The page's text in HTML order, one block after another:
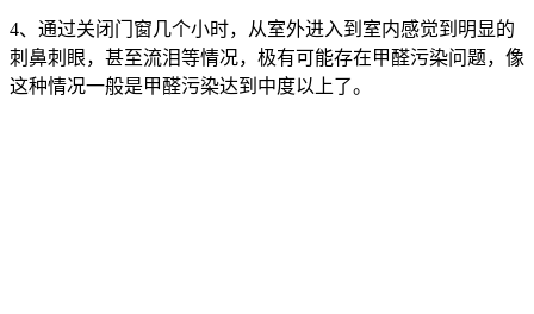
4、通过关闭门窗几个小时，从室外进入到室内感觉到明显的
刺鼻刺眼，甚至流泪等情况，极有可能存在甲醛污染问题，像
这种情况一般是甲醛污染达到中度以上了。